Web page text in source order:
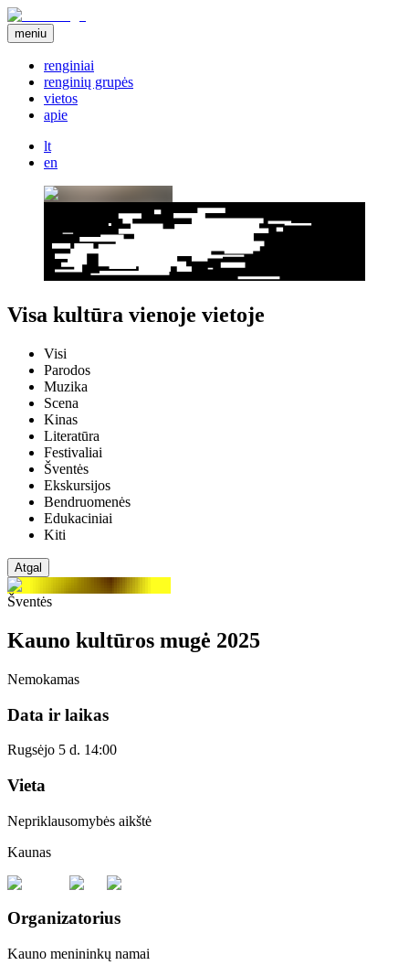
meniu
renginiai
renginių grupės
vietos
apie
lt
en
Visa kultūra vienoje vietoje
Visi
Parodos
Muzika
Scena
Kinas
Literatūra
Festivaliai
Šventės
Ekskursijos
Bendruomenės
Edukaciniai
Kiti
Atgal
Šventės
Kauno kultūros mugė 2025
Nemokamas
Data ir laikas
Rugsėjo 5 d. 14:00
Vieta
Nepriklausomybės aikštė
Kaunas
Organizatorius
Kauno menininkų namai